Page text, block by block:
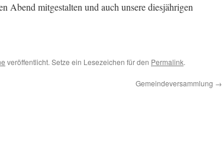
Abend mitgestalten und auch unsere diesjährigen
veröffentlicht. Setze ein Lesezeichen für den Permalink.
Gemeindeversammlung →